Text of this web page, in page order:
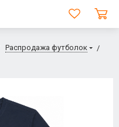
Распродажа футболок